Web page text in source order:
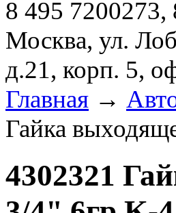
8 495 7200273,
Москва, ул.
д.21, корп. 5,
Главная →
Гайка
4302321